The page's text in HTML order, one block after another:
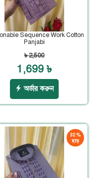
Sequence Work Cotton
Panjabi
৳ 2,500
1,699 ৳
অর্ডার করুন
32 %
ছাড়